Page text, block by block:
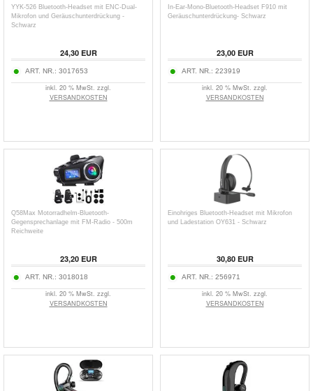
YYK-526 Bluetooth-Headset mit ENC-Dual-
Mikrofon und Geräuschunterdrückung -
Schwarz
24,30EUR
ART. NR.: 3017653
inkl. 20 % MwSt. zzgl.
VERSANDKOSTEN
In-Ear-Mono-Bluetooth-Headset F910 mit
Geräuschunterdrückung- Schwarz
23,00EUR
ART. NR.: 223919
inkl. 20 % MwSt. zzgl.
VERSANDKOSTEN
Q58Max Motorradhelm-Bluetooth-
Gegensprechanlage mit FM-Radio - 500m
Reichweite
23,20EUR
ART. NR.: 3018018
inkl. 20 % MwSt. zzgl.
VERSANDKOSTEN
Einohriges Bluetooth-Headset mit Mikrofon
und Ladestation OY631 - Schwarz
30,80EUR
ART. NR.: 256971
inkl. 20 % MwSt. zzgl.
VERSANDKOSTEN